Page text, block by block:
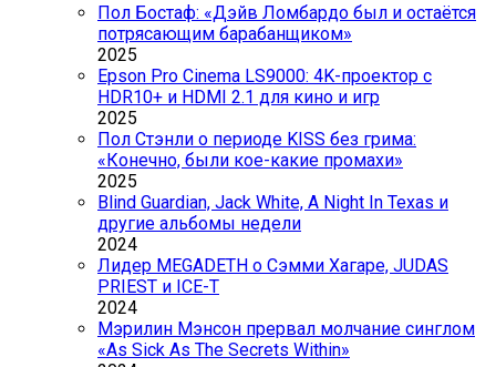
Пол Бостаф: «Дэйв Ломбардо был и остаётся
потрясающим барабанщиком»
2025
Epson Pro Cinema LS9000: 4K-проектор с
HDR10+ и HDMI 2.1 для кино и игр
2025
Пол Стэнли о периоде KISS без грима:
«Конечно, были кое-какие промахи»
2025
Blind Guardian, Jack White, A Night In Texas и
другие альбомы недели
2024
Лидер MEGADETH о Сэмми Хагаре, JUDAS
PRIEST и ICE-T
2024
Мэрилин Мэнсон прервал молчание синглом
«As Sick As The Secrets Within»